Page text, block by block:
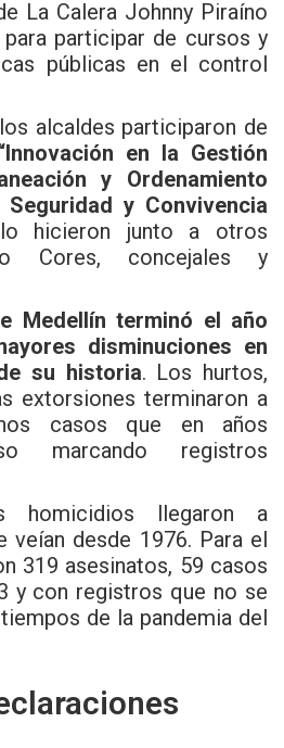
La Calera Johnny Piraíno
participar de cursos y
públicas en el control
alcaldes participaron de
en la Gestión
y Ordenamiento
y Convivencia
hicieron junto a otros
Cores, concejales y
Medellín terminó el año
disminuciones en
su historia. Los hurtos,
extorsiones terminaron a
casos que en años
marcando registros
homicidios llegaron a
veían desde 1976. Para el
319 asesinatos, 59 casos
y con registros que no se
de la pandemia del